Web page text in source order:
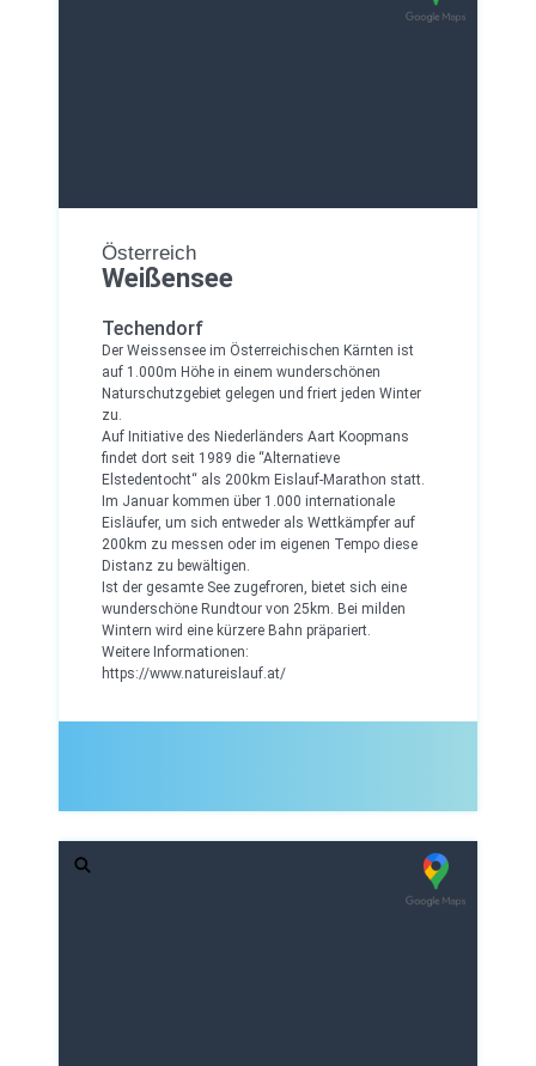
Österreich
Weißensee
Techendorf
Der Weissensee im Österreichischen Kärnten ist
auf 1.000m Höhe in einem wunderschönen
Naturschutzgebiet gelegen und friert jeden Winter
zu.
Auf Initiative des Niederländers Aart Koopmans
findet dort seit 1989 die “Alternatieve
Elstedentocht“ als 200km Eislauf-Marathon statt.
Im Januar kommen über 1.000 internationale
Eisläufer, um sich entweder als Wettkämpfer auf
200km zu messen oder im eigenen Tempo diese
Distanz zu bewältigen.
Ist der gesamte See zugefroren, bietet sich eine
wunderschöne Rundtour von 25km. Bei milden
Wintern wird eine kürzere Bahn präpariert.
Weitere Informationen:
https://www.natureislauf.at/